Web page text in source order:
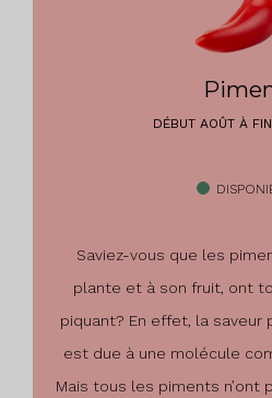
DÉBUT AOÛT À
Saviez-vous que les
plante et à son fruit, ont
piquant? En effet, la saveur
est due à une molécule
Mais tous les piments n’ont